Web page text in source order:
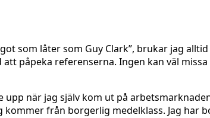
som låter som Guy Clark”, brukar jag
påpeka referenserna. Ingen kan väl
när jag själv kom ut på
från borgerlig medelklass. Jag har